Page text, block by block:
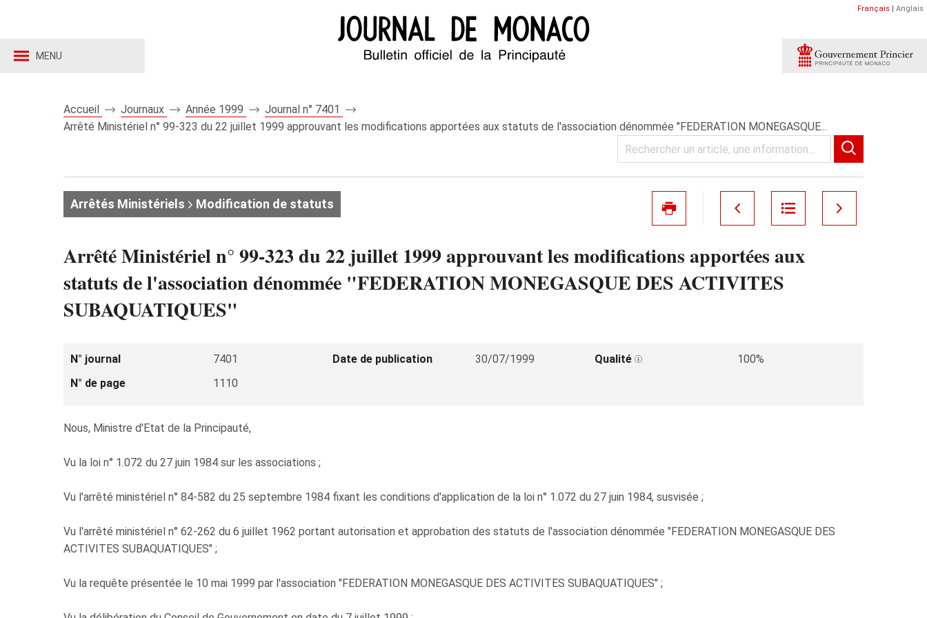
MENU
Français | Anglais
Accueil Journaux Année 1999
Journal n° 7401
Arrêté Ministériel n° 99-323 du 22 juillet 1999 approuvant les modifications apportées aux statuts de l'association dénommée "FEDERATION MONEGASQUE...
Arrêtés Ministériels Modification de statuts
Arrêté Ministériel n° 99-323 du 22 juillet 1999 approuvant les modifications apportées aux
statuts de l'association dénommée "FEDERATION MONEGASQUE DES ACTIVITES
SUBAQUATIQUES"
N° journal 7401 Date de publication 30/07/1999 Qualité
100%
N° de page
1110
Nous, Ministre d'Etat de la Principauté,
Vu la loi n° 1.072 du 27 juin 1984 sur les associations ;
Vu l'arrêté ministériel n° 84-582 du 25 septembre 1984 fixant les conditions d'application de la loi n° 1.072 du 27 juin 1984, susvisée ;
Vu l'arrêté ministériel n° 62-262 du 6 juillet 1962 portant autorisation et approbation des statuts de l'association dénommée "FEDERATION MONEGASQUE DES
ACTIVITES SUBAQUATIQUES" ;
Vu la requête présentée le 10 mai 1999 par l'association "FEDERATION MONEGASQUE DES ACTIVITES SUBAQUATIQUES" ;